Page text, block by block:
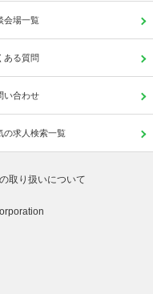
会場一覧
ある質問
い合わせ
の求人検索一覧
取り扱いについて